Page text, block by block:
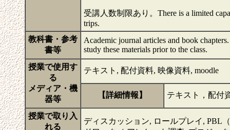
受講人数制限あり。There is a limited
trips.
教科書・参考
書等
Academic journal articles and book
study these materials prior to the class.
授業で使用す
る
メディア・機
器等
テキスト, 配付資料, 映像資料, moodle
【詳細情報】 テキスト，配付
授業で取り入
れる
ディスカッション, ロールプレイ, PBL（